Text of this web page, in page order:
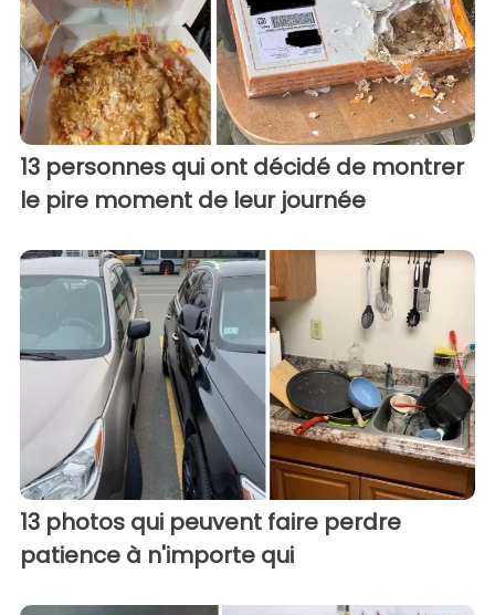
13 personnes qui ont décidé de montrer
le pire moment de leur journée
13 photos qui peuvent faire perdre
patience à n'importe qui